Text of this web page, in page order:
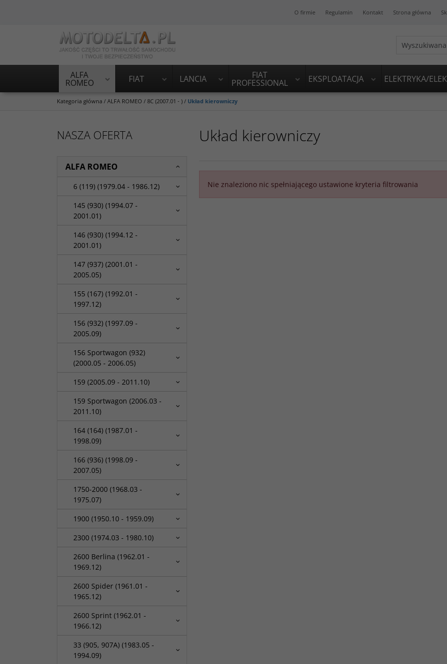
O firmie Regulamin Kontakt Strona główna
ALFA
ROMEO FIAT LANCIA FIAT
PROFESSIONAL EKSPLOATACJA ELEKTRYKA/
Kategoria główna / ALFA ROMEO / 8C (2007.01 - ) / Układ kierowniczy
Układ kierowniczy
Nie znaleziono nic spełniającego ustawione kryteria filtrowania
NASZA OFERTA
ALFA ROMEO
6 (119) (1979.04 - 1986.12)
145 (930) (1994.07 -
2001.01)
146 (930) (1994.12 -
2001.01)
147 (937) (2001.01 -
2005.05)
155 (167) (1992.01 -
1997.12)
156 (932) (1997.09 -
2005.09)
156 Sportwagon (932)
(2000.05 - 2006.05)
159 (2005.09 - 2011.10)
159 Sportwagon (2006.03 -
2011.10)
164 (164) (1987.01 -
1998.09)
166 (936) (1998.09 -
2007.05)
1750-2000 (1968.03 -
1975.07)
1900 (1950.10 - 1959.09)
2300 (1974.03 - 1980.10)
2600 Berlina (1962.01 -
1969.12)
2600 Spider (1961.01 -
1965.12)
2600 Sprint (1962.01 -
1966.12)
33 (905, 907A) (1983.05 -
1994.09)